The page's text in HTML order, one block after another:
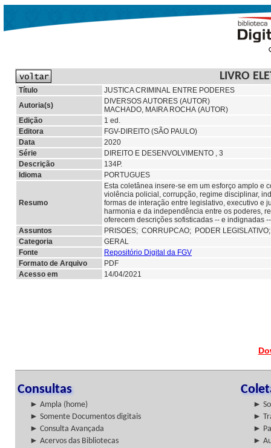
LIVRO
Título
JUSTICA CRIMINAL ENTRE PODERES
Autoria(s)
DIVERSOS AUTORES (AUTOR)
MACHADO, MAIRA ROCHA (AUTOR)
Edição
1 ed.
Editora
FGV-DIREITO (SÃO PAULO)
Data
2020
Série
DIREITO E DESENVOLVIMENTO , 3
Descrição
134P.
Idioma
PORTUGUES
Resumo
Esta coletânea insere-se em um esforço amplo e
violência policial, corrupção, regime disciplinar,
formas de interação entre legislativo, executivo e
harmonia e da independência entre os poderes,
oferecem descrições sofisticadas -- e indignadas
Assuntos
PRISOES; CORRUPCAO; PODER
Categoria
GERAL
Fonte
Repositório Digital da FGV
Formato de Arquivo
PDF
Acesso em
14/04/2021
Consultas
► Ampla (home)
►
► Somente Documentos digitais
►
► Consulta Avançada
►
► Acervos das Bibliotecas
►